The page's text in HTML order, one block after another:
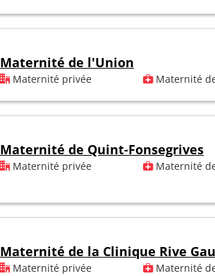
Maternité de l'Union
Maternité privée Maternité
Maternité de Quint-Fonsegrives
Maternité privée Maternité
Maternité de la Clinique Rive
Maternité privée Maternité